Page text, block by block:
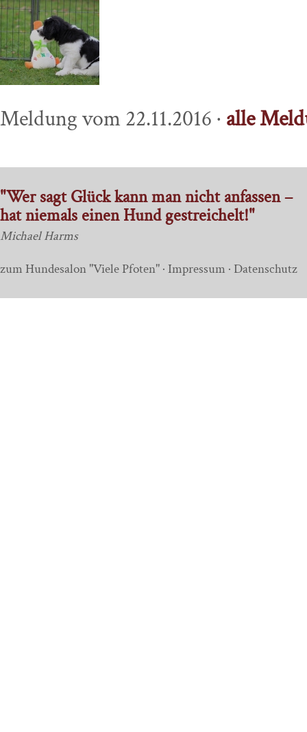
Meldung vom 22.11.2016 · alle
"Wer sagt Glück kann man nicht anfassen –
hat niemals einen Hund gestreichelt!"
Michael Harms
zum Hundesalon "Viele Pfoten" · Impressum · Datenschutz